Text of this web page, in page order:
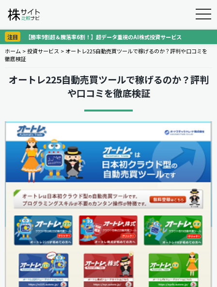
注目
【勝率9割超＆騰落率6割！】超データ重視のAI株式投資サービス
ホーム >投資サービス > オートレ225自動売買ツールで稼げるのか？評判や口コミを
徹底検証
オートレ225自動売買ツールで稼げるのか？評判
や口コミを徹底検証